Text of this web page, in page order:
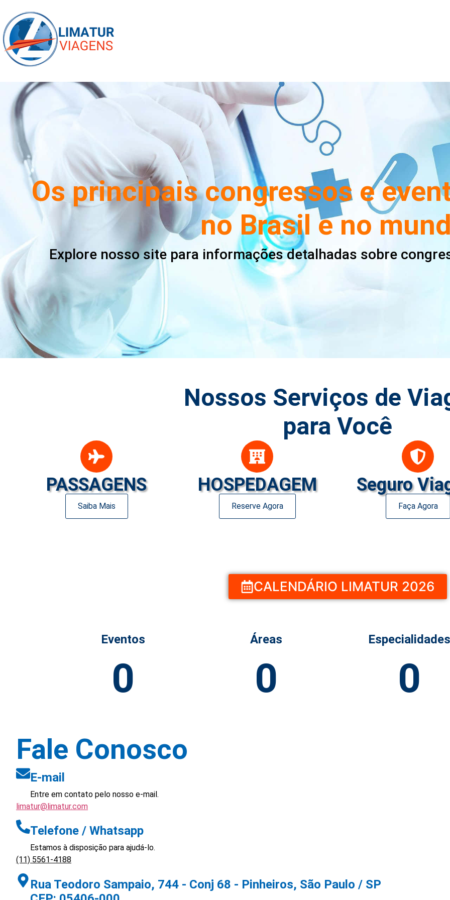
Os principais congressos e
no Brasil e no
Explore nosso site para informações detalhadas sobre
Nossos Serviços de
para Você
PASSAGENS
Saiba Mais
HOSPEDAGEM
Reserve Agora
Seguro
Faça Agora
CALENDÁRIO LIMATUR 2026
Eventos
0
Áreas
0
Especialidades
0
Fale Conosco​
E-mail
Entre em contato pelo nosso e-mail.
limatur@limatur.com
Telefone / Whatsapp
Estamos à disposição para ajudá-lo.
(11) 5561-4188
Rua Teodoro Sampaio, 744 - Conj 68 - Pinheiros, São Paulo / SP